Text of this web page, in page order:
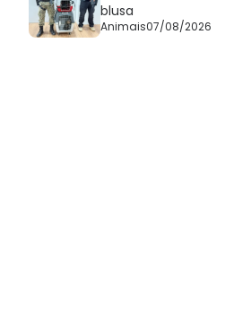
blusa
Animais07/08/2026